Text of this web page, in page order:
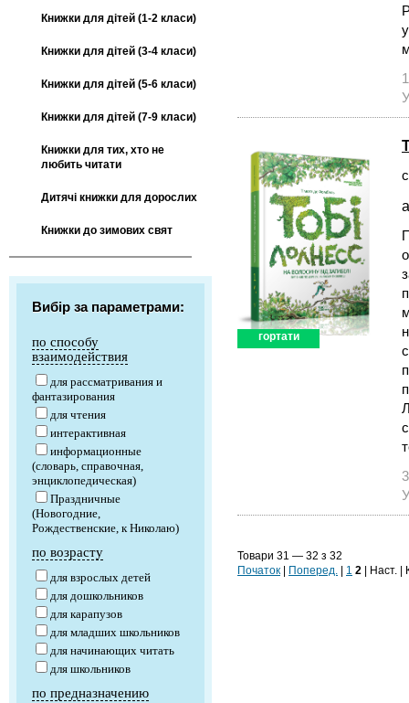
Книжки для дітей (1-2 класи)
Книжки для дітей (3-4 класи)
Книжки для дітей (5-6 класи)
Книжки для дітей (7-9 класи)
Книжки для тих, хто не
любить читати
Дитячі книжки для дорослих
Книжки до зимових свят
Вибір за параметрами:
по способу
взаимодействия
для рассматривания и
фантазирования
для чтения
интерактивная
информационные
(словарь, справочная,
энциклопедическая)
Праздничные
(Новогодние,
Рождественские, к Николаю)
по возрасту
для взрослых детей
для дошкольников
для карапузов
для младших школьников
для начинающих читать
для школьников
по предназначению
гортати
Товари 31 — 32 з 32
Початок | Поперед. | 1 2 | Наст. |